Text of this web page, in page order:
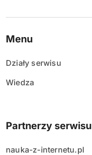
Menu
Działy serwisu
Wiedza
Partnerzy serwisu
nauka-z-internetu.pl